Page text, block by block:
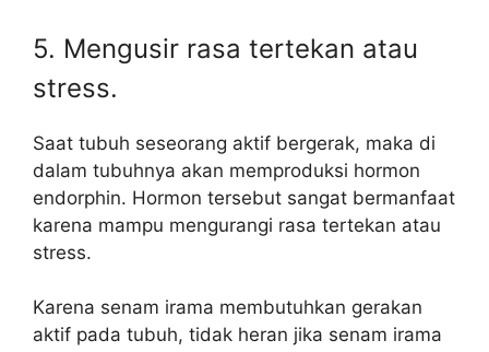
5. Mengusir rasa tertekan atau
stress.
Saat tubuh seseorang aktif bergerak, maka di
dalam tubuhnya akan memproduksi hormon
endorphin. Hormon tersebut sangat bermanfaat
karena mampu mengurangi rasa tertekan atau
stress.
Karena senam irama membutuhkan gerakan
aktif pada tubuh, tidak heran jika senam irama